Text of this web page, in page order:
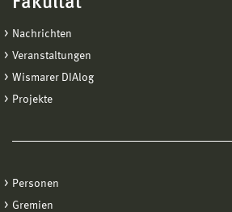
Nachrichten
Veranstaltungen
Wismarer DIAlog
Projekte
Personen
Gremien